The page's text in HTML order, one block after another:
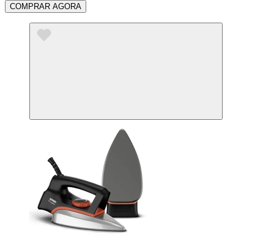
COMPRAR AGORA